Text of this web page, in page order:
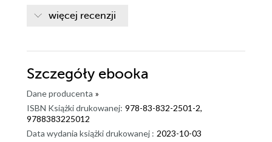
więcej recenzji
Szczegóły ebooka
Dane producenta »
ISBN Książki drukowanej: 978-83-832-2501-2,
9788383225012
Data wydania książki drukowanej : 2023-10-03